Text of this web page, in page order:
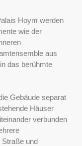
Hoym werden
wie der
aus
das berühmte
Gebäude separat
Häuser
verbunden
und